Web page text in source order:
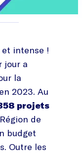
intense !
jour a
la
2023. Au
projets
de
budget
Outre les